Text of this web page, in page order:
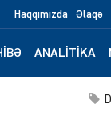
Haqqımızda Əlaqə
ANALITIKA